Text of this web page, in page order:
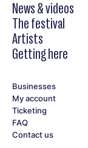
News & videos
The festival
Artists
Getting here
Businesses
My account
Ticketing
FAQ
Contact us